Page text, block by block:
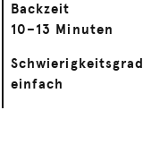
Backzeit
10–13 Minuten
Schwierigkeitsgrad
einfach